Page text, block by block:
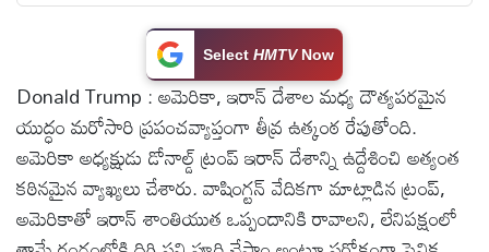
స్పెషల్స్
కెరీర్ &
ఉద్యోగాలు
Select HMTVNow
Donald Trump : అమెరికా, ఇరాన్ దేశాల మధ్య దౌత్యపరమైన
యుద్ధం మరోసారి ప్రపంచవ్యాప్తంగా తీవ్ర ఉత్కంఠ రేపుతోంది.
అమెరికా అధ్యక్షుడు డోనాల్డ్ ట్రంప్ ఇరాన్ దేశాన్ని ఉద్దేశించి అత్యంత
కఠినమైన వ్యాఖ్యలు చేశారు. వాషింగ్టన్ వేదికగా మాట్లాడిన ట్రంప్,
అమెరికాతో ఇరాన్ శాంతియుత ఒప్పందానికి రావాలని, లేనిపక్షంలో